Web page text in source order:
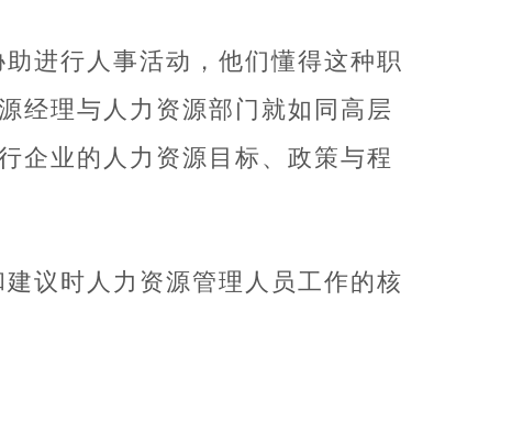
进行人事活动，他们懂得这种职
经理与人力资源部门就如同高层
企业的人力资源目标、政策与程
议时人力资源管理人员工作的核